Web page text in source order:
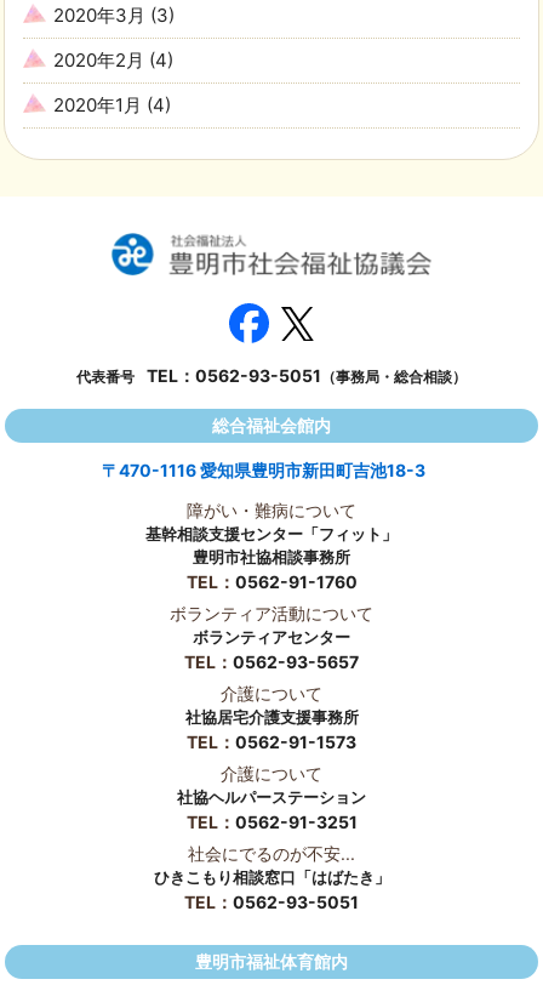
2020年3月 (3)
2020年2月 (4)
2020年1月 (4)
代表番号 TEL： 0562-93-5051 （事務局・総合相談）
総合福祉会館内
〒470-1116 愛知県豊明市新田町吉池18-3
障がい・難病について
基幹相談支援センター「フィット」
豊明市社協相談事務所
TEL： 0562-91-1760
ボランティア活動について
ボランティアセンター
TEL： 0562-93-5657
介護について
社協居宅介護支援事務所
TEL： 0562-91-1573
介護について
社協ヘルパーステーション
TEL： 0562-91-3251
社会にでるのが不安...
ひきこもり相談窓口「はばたき」
TEL： 0562-93-5051
豊明市福祉体育館内